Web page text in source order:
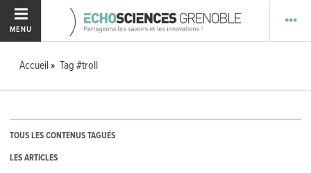
MENU
Accueil Tag #troll
TOUS LES CONTENUS TAGUÉS
LES ARTICLES